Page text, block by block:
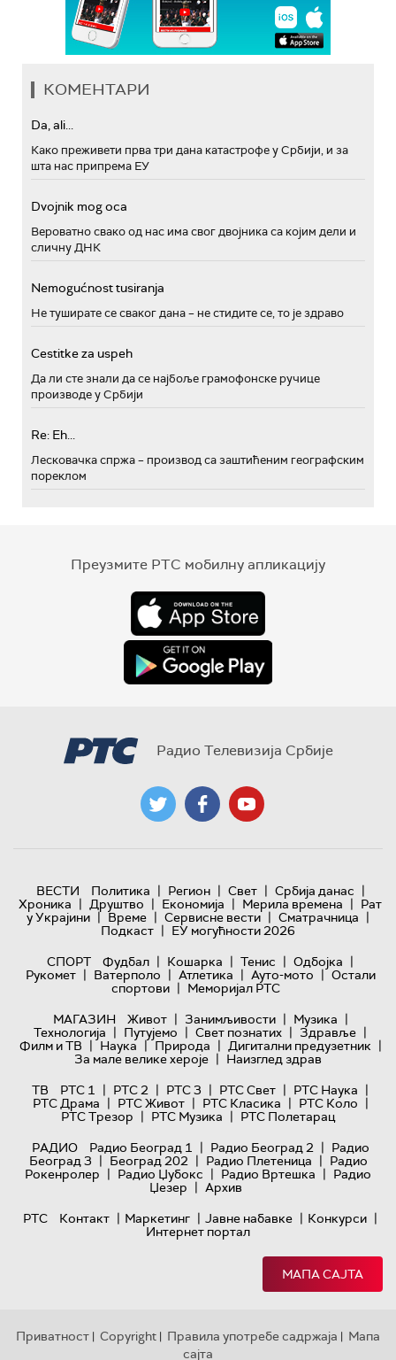
КОМЕНТАРИ
Da, ali...
Како преживети прва три дана катастрофе у Србији, и за
шта нас припрема ЕУ
Dvojnik mog oca
Вероватно свако од нас има свог двојника са којим дели и
сличну ДНК
Nemogućnost tusiranja
Не туширате се сваког дана – не стидите се, то је здраво
Cestitke za uspeh
Да ли сте знали да се најбоље грамофонске ручице
производе у Србији
Re: Eh...
Лесковачка спржа – производ са заштићеним географским
пореклом
Преузмите РТС мобилну апликацију
Радио Телевизија Србије
ВЕСТИ Политика | Регион | Свет | Србија данас |
Хроника | Друштво | Економија | Мерила времена | Рат
у Украјини | Време | Сервисне вести | Сматрачница |
Подкаст | ЕУ могућности 2026
СПОРТ
Фудбал | Кошарка | Тенис | Одбојка |
Рукомет | Ватерполо | Атлетика | Ауто-мото | Остали
спортови | Меморијал РТС
МАГАЗИН
Живот | Занимљивости | Музика |
Технологијa | Путујемо | Свет познатих | Здравље |
Филм и ТВ | Наука | Природа | Дигитални предузетник |
За мале велике хероје | Наизглед здрав
ТВ
РТС 1 | РТС 2 | РТС 3 | РТС Свет | РТС Наука |
РТС Драма | РТС Живот | РТС Класика | РТС Коло |
РТС Трезор | РТС Музика | РТС Полетарац
РАДИО
Радио Београд 1 | Радио Београд 2 | Радио
Београд 3 | Београд 202 | Радио Плетеница | Радио
Рокенролер | Радио Џубокс | Радио Вртешка | Радио
Џезер | Архив
РТС
Контакт | Маркетинг | Јавне набавке | Конкурси |
Интернет портал
МАПА САЈТА
Приватност | Copyright | Правила употребе садржаја | Мапа
сајта